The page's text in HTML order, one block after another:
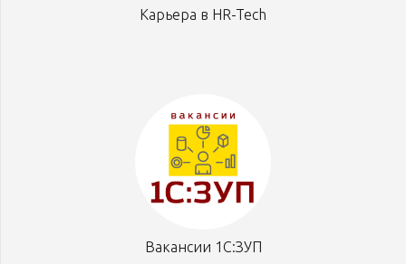
Карьера в HR-Tech
Вакансии 1С:ЗУП